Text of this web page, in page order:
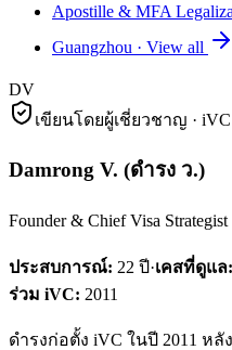
Apostille & MFA
Guangzhou · View all
DV
เขียนโดยผู้เชี่ยวชาญ · iVC
Damrong V. (ดำรง ว.)
Founder & Chief Visa Strategist
ประสบการณ์: 22 ปี·เคสที่ดูแล:
ร่วม iVC: 2011
ดำรงก่อตั้ง iVC ในปี 2011 หลั